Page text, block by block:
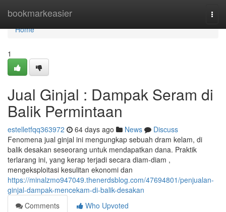
bookmarkeasier
Home
Home
1
Jual Ginjal : Dampak Seram di
Balik Permintaan
estelletfqq363972 64 days ago News
Discuss
Fenomena jual ginjal ini mengungkap sebuah dram kelam, di
balik desakan seseorang untuk mendapatkan dana. Praktik
terlarang ini, yang kerap terjadi secara diam-diam ,
mengeksploitasi kesulitan ekonomi dan
https://minalzmo947049.thenerdsblog.com/47694801/penjualan-
ginjal-dampak-mencekam-di-balik-desakan
Comments
Who Upvoted